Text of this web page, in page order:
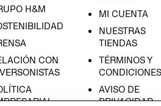
H&M
CON
MI CUENTA
NUESTRAS
TIENDAS
TÉRMINOS Y
CONDICIONES
AVISO DE
PRIVACIDAD